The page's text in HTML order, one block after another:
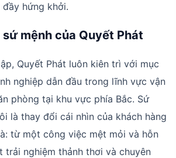
đầy hứng khởi.
sứ mệnh của Quyết Phát
Quyết Phát luôn kiên trì với mục
nghiệp dẫn đầu trong lĩnh vực vận
phòng tại khu vực phía Bắc. Sứ
là thay đổi cái nhìn của khách hàng
từ một công việc mệt mỏi và hỗn
trải nghiệm thảnh thơi và chuyên